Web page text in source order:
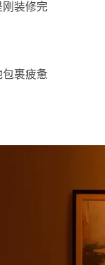
刚装修完
裹疲惫